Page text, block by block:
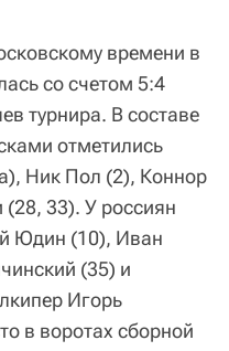
времени в
со счетом 5:4
турнира. В составе
отметились
Ник Пол (2), Коннор
33). У россиян
Юдин (10), Иван
(35) и
Игорь
в воротах сборной